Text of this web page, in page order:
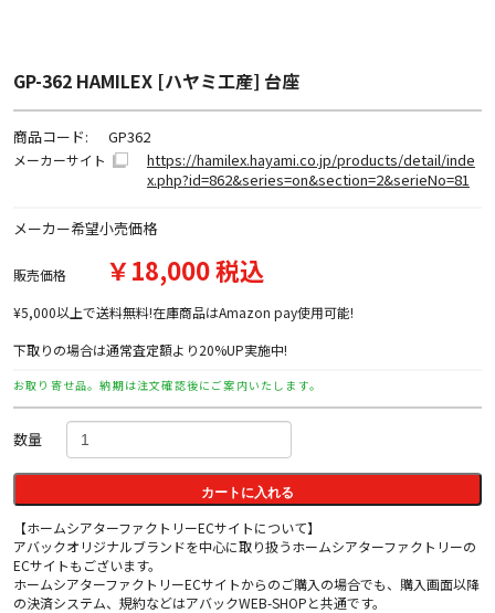
GP-362 HAMILEX [ハヤミ工産] 台座
商品コード: GP362
メーカーサイト
https://hamilex.hayami.co.jp/products/detail/inde
x.php?id=862&series=on&section=2&serieNo=81
メーカー希望小売価格
販売価格 ￥18,000 税込
¥5,000以上で送料無料!在庫商品はAmazon pay使用可能!
下取りの場合は通常査定額より20%UP実施中!
お取り寄せ品。納期は注文確認後にご案内いたします。
数量
カートに入れる
【ホームシアターファクトリーECサイトについて】
アバックオリジナルブランドを中心に取り扱うホームシアターファクトリーの
ECサイトもございます。
ホームシアターファクトリーECサイトからのご購入の場合でも、購入画面以降
の決済システム、規約などはアバックWEB-SHOPと共通です。